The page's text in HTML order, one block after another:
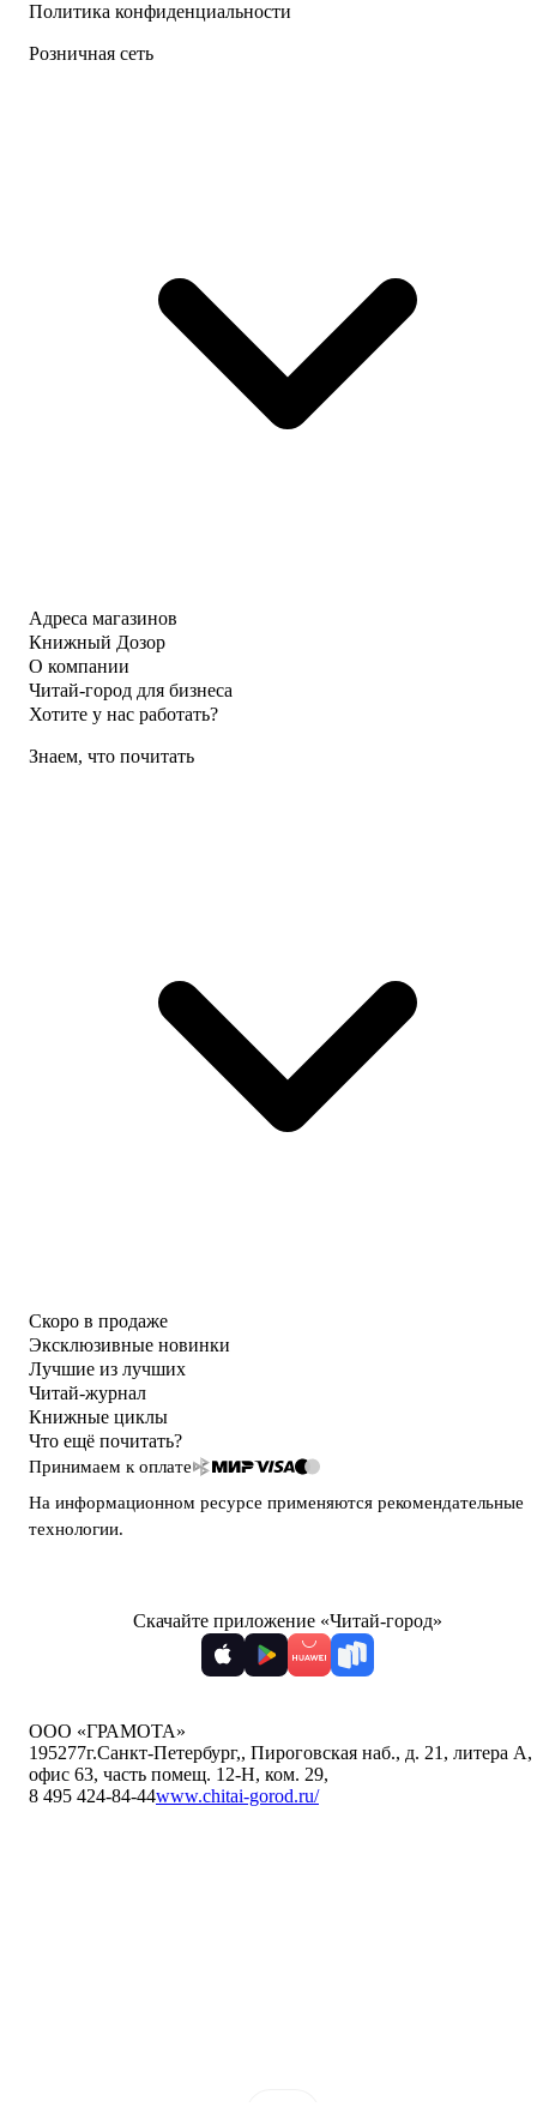
Политика конфиденциальности
Розничная сеть
Адреса магазинов
Книжный Дозор
О компании
Читай-город для бизнеса
Хотите у нас работать?
Знаем, что почитать
Скоро в продаже
Эксклюзивные новинки
Лучшие из лучших
Читай-журнал
Книжные циклы
Что ещё почитать?
Принимаем к оплате
На информационном ресурсе применяются рекомендательные
технологии.
Скачайте приложение «Читай-город»
ООО «ГРАМОТА»
195277г.Санкт-Петербург,, Пироговская наб., д. 21, литера А,
офис 63, часть помещ. 12-Н, ком. 29,
8 495 424-84-44www.chitai-gorod.ru/